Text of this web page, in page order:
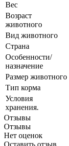
Вес
Возраст
животного
Вид животного
Страна
Особенности/
назначение
Размер животного
Тип корма
Условия
хранения.
Отзывы
Отзывы
Нет оценок